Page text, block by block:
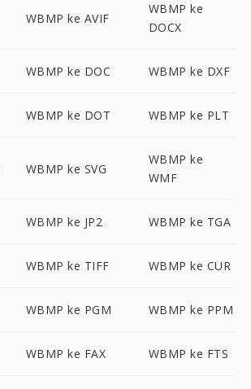
WBMP ke AVIF
WBMP ke
DOCX
WBMP ke DOC WBMP ke DXF
WBMP ke DOT WBMP ke PLT
WBMP ke SVG
WBMP ke
WMF
WBMP ke JP2 WBMP ke TGA
WBMP ke TIFF WBMP ke CUR
WBMP ke PGM WBMP ke PPM
WBMP ke FAX WBMP ke FTS